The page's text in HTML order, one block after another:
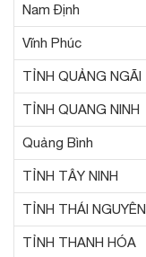
Nam Định
Vĩnh Phúc
TỈNH QUẢNG NGÃI
TỈNH QUANG NINH
Quảng Bình
TỈNH TÂY NINH
TỈNH THÁI NGUYÊN
TỈNH THANH HÓA